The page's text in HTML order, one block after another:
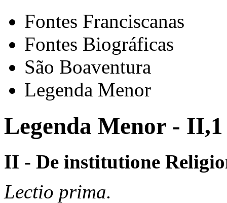
Fontes Franciscanas
Fontes Biográficas
São Boaventura
Legenda Menor
Legenda Menor - II,1
II - De institutione
Lectio prima.